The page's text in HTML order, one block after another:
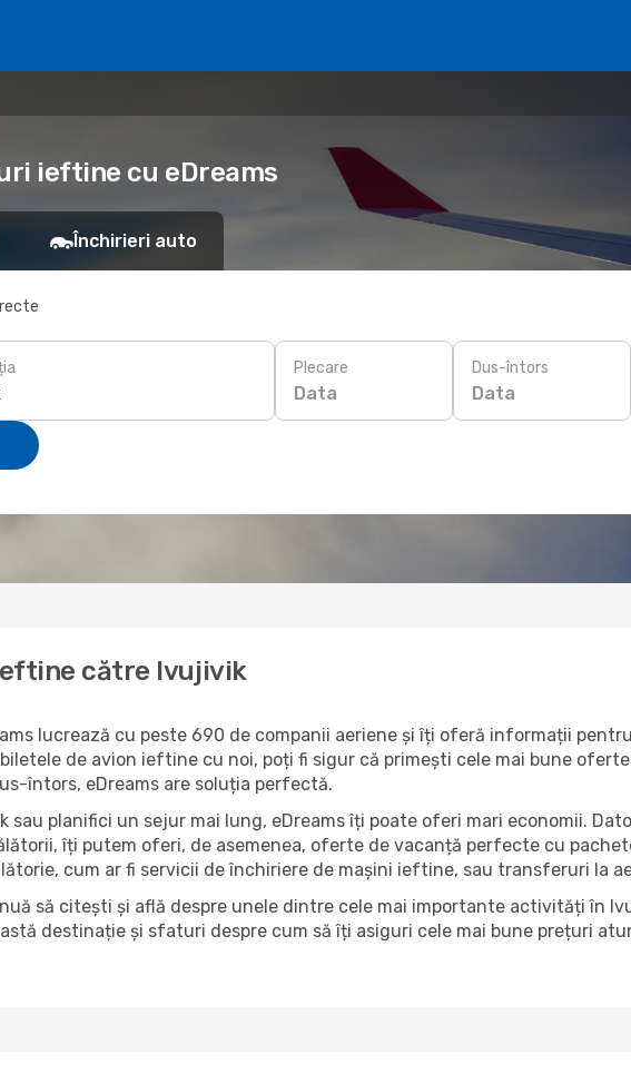
ieftine cu eDreams
Închirieri auto
Plecare
Data
Dus-întors
Data
către Ivujivik
lucrează cu peste 690 de companii aeriene și îți oferă informații
de avion ieftine cu noi, poți fi sigur că primești cele mai bune
întors, eDreams are soluția perfectă.
planifici un sejur mai lung, eDreams îți poate oferi mari economii.
îți putem oferi, de asemenea, oferte de vacanță perfecte cu
cum ar fi servicii de închiriere de mașini ieftine, sau transferuri la
să citești și află despre unele dintre cele mai importante activități în
destinație și sfaturi despre cum să îți asiguri cele mai bune prețuri